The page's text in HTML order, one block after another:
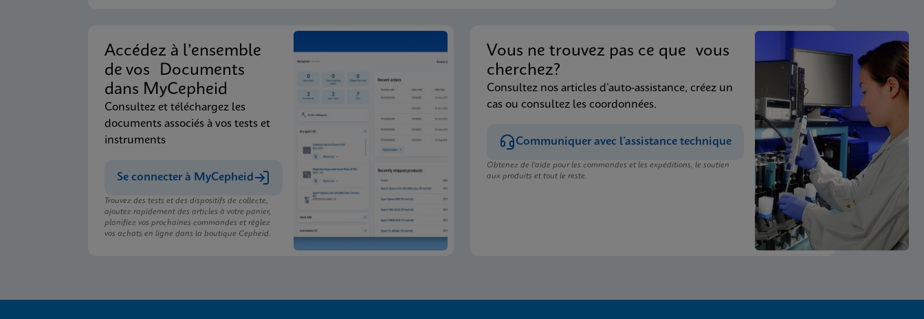
Accédez à l’ensemble
de vos Documents
dans MyCepheid
Consultez et téléchargez les
documents associés à vos tests et
instruments
Se connecter à MyCepheid
Trouvez des tests et des dispositifs de collecte,
ajoutez rapidement des articles à votre panier,
planifiez vos prochaines commandes et réglez
vos achats en ligne dans la boutique Cepheid.
Vous ne trouvez pas ce que vous
cherchez?
Consultez nos articles d’auto-assistance, créez un
cas ou consultez les coordonnées.
Communiquer avec l’assistance technique
Obtenez de l’aide pour les commandes et les expéditions, le soutien
aux produits et tout le reste.